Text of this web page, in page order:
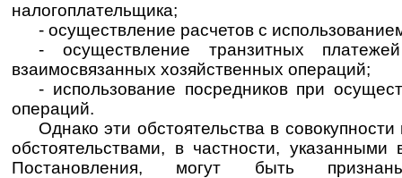
налогоплательщика;
- осуществление расчетов с
- осуществление транзитных
взаимосвязанных хозяйственных операций;
- использование посредников при
операций.
Однако эти обстоятельства в
обстоятельствами, в частности,
Постановления, могут быть признаны